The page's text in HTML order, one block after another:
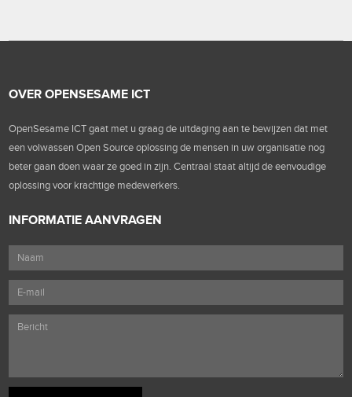
OVER OPENSESAME ICT
OpenSesame ICT gaat met u graag de uitdaging aan te bewijzen dat met
een volwassen Open Source oplossing de mensen in uw organisatie nog
beter gaan doen waar ze goed in zijn. Centraal staat altijd de eenvoudige
oplossing voor krachtige medewerkers.
INFORMATIE AANVRAGEN